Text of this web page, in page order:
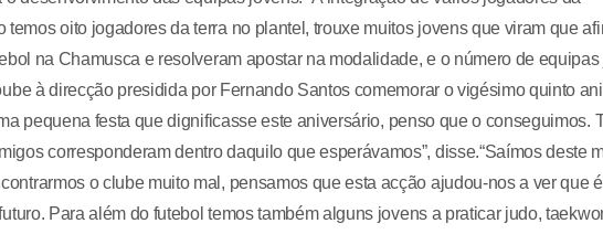
oito jogadores da terra no plantel, trouxe muitos jovens que viram que
na Chamusca e resolveram apostar na modalidade, e o número de
à direcção presidida por Fernando Santos comemorar o vigésimo quinto
pequena festa que dignificasse este aniversário, penso que o conseguimos.
corresponderam dentro daquilo que esperávamos”, disse.“Saímos deste
o clube muito mal, pensamos que esta acção ajudou-nos a ver que é
Para além do futebol temos também alguns jovens a praticar judo,